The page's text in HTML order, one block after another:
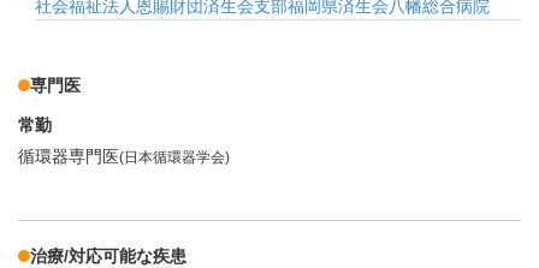
社会福祉法人恩賜財団済生会支部福岡県済生会八幡総合病院
専門医
常勤
循環器専門医(日本循環器学会)
治療/対応可能な疾患